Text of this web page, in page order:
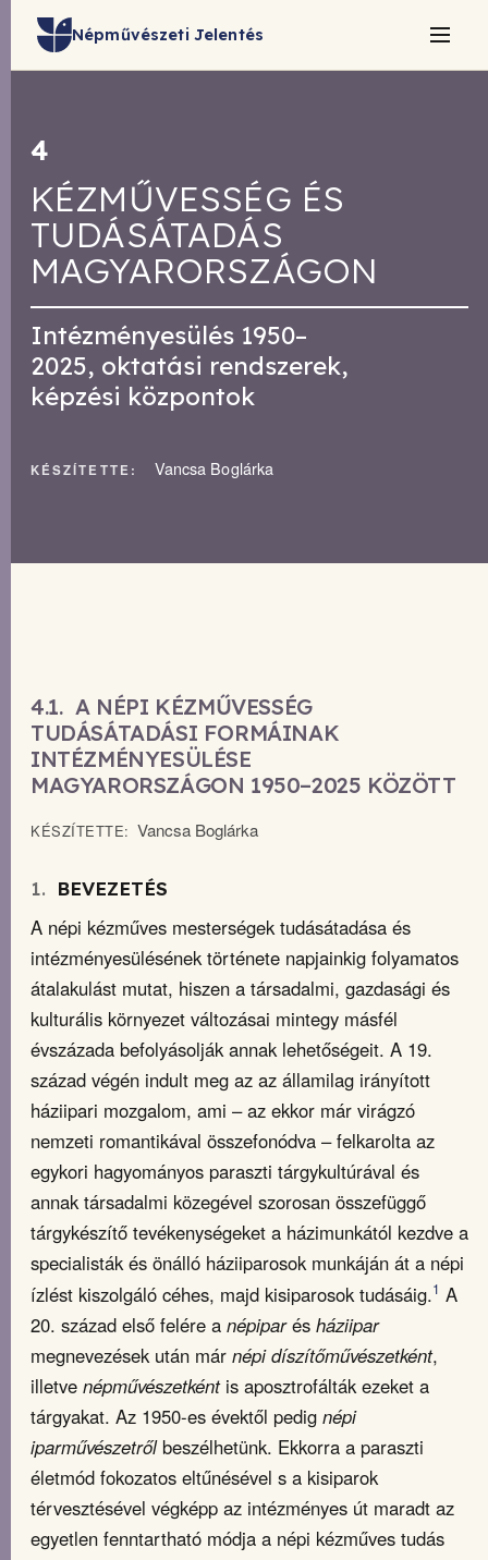
Népművészeti Jelentés
4
KÉZMŰVESSÉG ÉS
TUDÁSÁTADÁS
MAGYARORSZÁGON
Intézményesülés 1950–
2025, oktatási rendszerek,
képzési központok
KÉSZÍTETTE: Vancsa Boglárka
4.1. A NÉPI KÉZMŰVESSÉG
TUDÁSÁTADÁSI FORMÁINAK
INTÉZMÉNYESÜLÉSE
MAGYARORSZÁGON 1950–2025 KÖZÖTT
KÉSZÍTETTE: Vancsa Boglárka
1. BEVEZETÉS
A népi kézműves mesterségek tudásátadása és
intézményesülésének története napjainkig folyamatos
átalakulást mutat, hiszen a társadalmi, gazdasági és
kulturális környezet változásai mintegy másfél
évszázada befolyásolják annak lehetőségeit. A 19.
század végén indult meg az az államilag irányított
háziipari mozgalom, ami – az ekkor már virágzó
nemzeti romantikával összefonódva – felkarolta az
egykori hagyományos paraszti tárgykultúrával és
annak társadalmi közegével szorosan összefüggő
tárgykészítő tevékenységeket a házimunkától kezdve a
specialisták és önálló háziiparosok munkáján át a népi
ízlést kiszolgáló céhes, majd kisiparosok tudásáig.1 A
20. század első felére a népiparés háziipar
megnevezések után már népi díszítőművészetként,
illetve népművészetkéntis aposztrofálták ezeket a
tárgyakat. Az 1950-es évektől pedig népi
iparművészetrőlbeszélhetünk. Ekkorra a paraszti
életmód fokozatos eltűnésével s a kisiparok
térvesztésével végképp az intézményes út maradt az
egyetlen fenntartható módja a népi kézműves tudás